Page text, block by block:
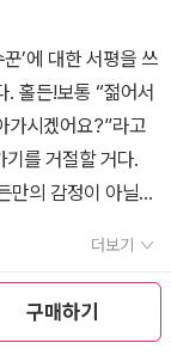
구매하기
. 너의 모습이고,
모습, 내 자녀의
물이 아니다. 그는
아가는 이들보다
불평불만은 우리가
친구를 만나 못마
우리와 다르지 않
스코틀랜드계 어
업하고 뉴욕대와 컬
항심 때문이라고.
하지는 않았지만,
여행이었다고 말이
든이 되고 싶어하
주어 말하지만, 동
에 대한 아득함. 단
기 자신을 잡고 싶
아픈 것은 그 때문
위의 사물들마저
경질적인 자존심을
몸뿐만 아니라....
려 애쓰고 있다....하
라는곳을 다녀야하
있지만....어른취급
생'(요즘은 아이도
)이라고 이름 붙혀
모른다....절대로
문이다...하지만...
일수도 있다....모두
’에 대한 서평을 쓰
홀든!보통 “젊어서
가시겠어요?”라고
를 거절할 거다.
만의 감정이 아닐
컴컴하고 칙칙한
대 때 대부분이 갖
직 정신은 그만큼
한 동생 피비를 보
더보기